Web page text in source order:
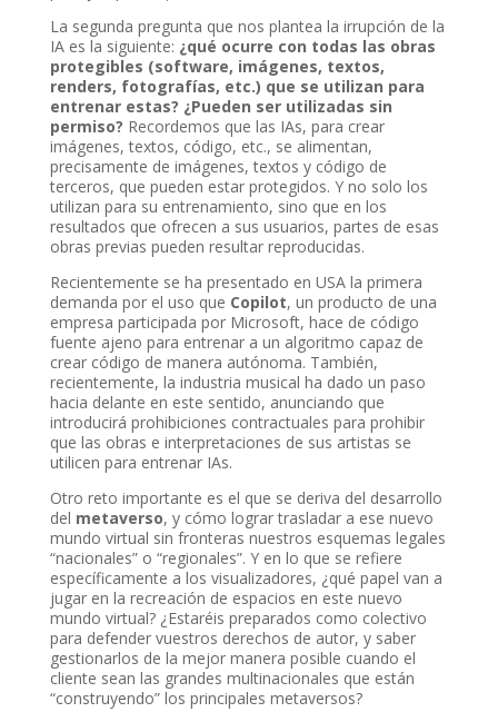
La segunda pregunta que nos plantea la irrupción de la
IA es la siguiente: ¿qué ocurre con todas las obras
protegibles (software, imágenes, textos,
renders, fotografías, etc.) que se utilizan para
entrenar estas? ¿Pueden ser utilizadas sin
permiso? Recordemos que las IAs, para crear
imágenes, textos, código, etc., se alimentan,
precisamente de imágenes, textos y código de
terceros, que pueden estar protegidos. Y no solo los
utilizan para su entrenamiento, sino que en los
resultados que ofrecen a sus usuarios, partes de esas
obras previas pueden resultar reproducidas.
Recientemente se ha presentado en USA la primera
demanda por el uso que Copilot, un producto de una
empresa participada por Microsoft, hace de código
fuente ajeno para entrenar a un algoritmo capaz de
crear código de manera autónoma. También,
recientemente, la industria musical ha dado un paso
hacia delante en este sentido, anunciando que
introducirá prohibiciones contractuales para prohibir
que las obras e interpretaciones de sus artistas se
utilicen para entrenar IAs.
Otro reto importante es el que se deriva del desarrollo
del metaverso, y cómo lograr trasladar a ese nuevo
mundo virtual sin fronteras nuestros esquemas legales
“nacionales” o “regionales”. Y en lo que se refiere
específicamente a los visualizadores, ¿qué papel van a
jugar en la recreación de espacios en este nuevo
mundo virtual? ¿Estaréis preparados como colectivo
para defender vuestros derechos de autor, y saber
gestionarlos de la mejor manera posible cuando el
cliente sean las grandes multinacionales que están
“construyendo” los principales metaversos?